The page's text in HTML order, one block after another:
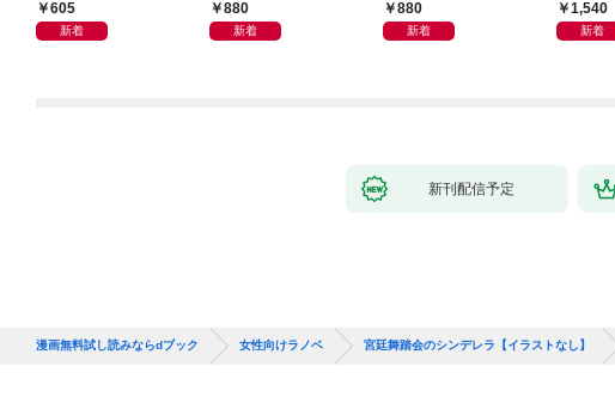
ナル】
605
新着
ます880
新着
880
新着
1,540
新着
新刊配信予定
漫画無料試し読みならdブック 女性向けラノベ 宮廷舞踏会のシンデレラ【イラストなし】